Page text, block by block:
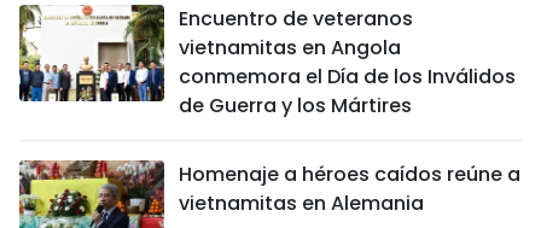
Encuentro de veteranos
vietnamitas en Angola
conmemora el Día de los Inválidos
de Guerra y los Mártires
Homenaje a héroes caídos reúne a
vietnamitas en Alemania